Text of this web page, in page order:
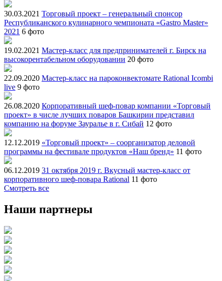
30.03.2021 Торговый проект – генеральный спонсор
Республиканского кулинарного чемпионата «Gastro Master»
2021 6 фото
19.02.2021 Мастер-класс для предпринимателей г. Бирск на
высокорентабельном оборудовании 20 фото
22.09.2020 Мастер-класс на пароконвектомате Rational Icombi
live 9 фото
26.08.2020 Корпоративный шеф-повар компании «Торговый
проект» в числе лучших поваров Башкирии представил
компанию на форуме Зауралье в г. Сибай 12 фото
12.12.2019 «Торговый проект» – соорганизатор деловой
программы на фестивале продуктов «Наш бренд» 11 фото
06.12.2019 31 октября 2019 г. Вкусный мастер-класс от
корпоративного шеф-повара Rational 11 фото
Смотреть все
Наши партнеры